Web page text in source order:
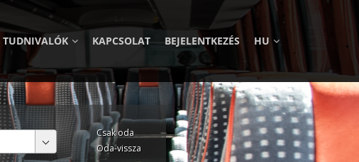
TUDNIVALÓK KAPCSOLAT BEJELENTKEZÉS HU
Csak oda
Oda-vissza